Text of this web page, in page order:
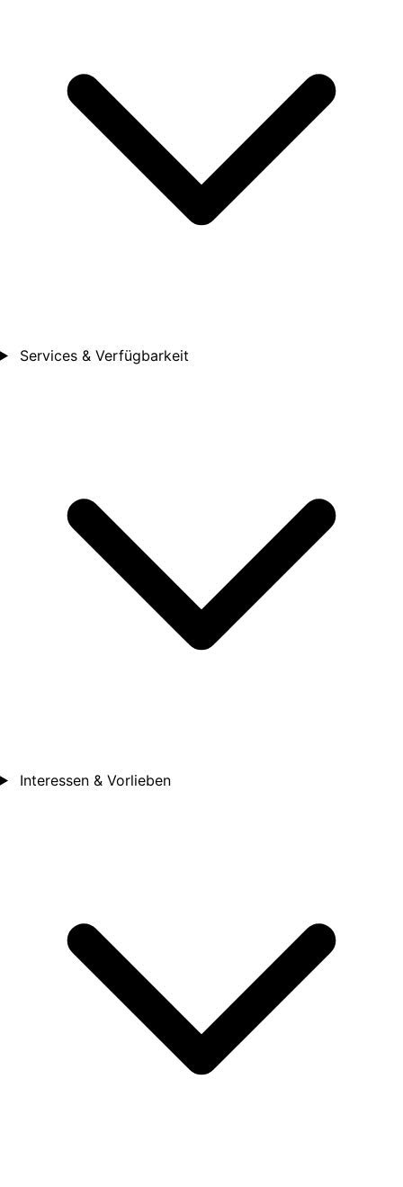
Services & Verfügbarkeit
Interessen & Vorlieben